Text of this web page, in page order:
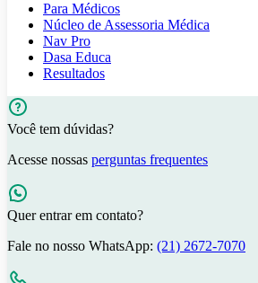
Para Médicos
Núcleo de Assessoria Médica
Nav Pro
Dasa Educa
Resultados
Você tem dúvidas?
Acesse nossas perguntas frequentes
Quer entrar em contato?
Fale no nosso WhatsApp: (21) 2672-7070